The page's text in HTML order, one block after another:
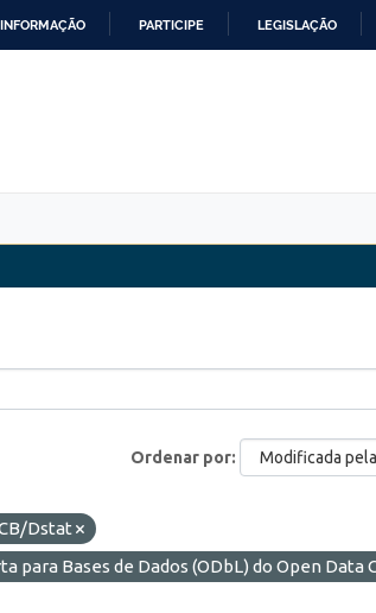
PARTICIPE LEGISLAÇÃO
Ordenar por
Dstat
para Bases de Dados (ODbL) do Open Data